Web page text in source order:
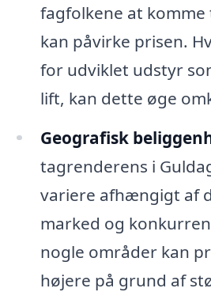
fagfolkene at
kan påvirke prisen.
for udviklet udstyr
lift, kan dette øge
Geografisk
tagrenderens i
variere afhængigt af
marked og
nogle områder kan
højere på grund af